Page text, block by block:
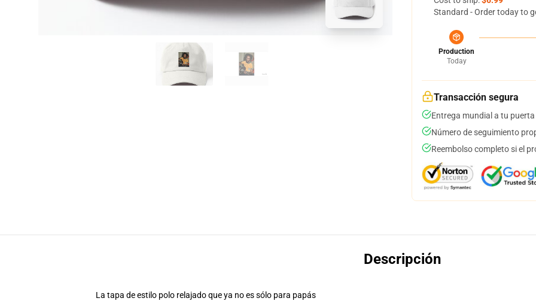
Standard - Order today to
Production
Today
Transacción segura
Entrega mundial a tu puerta
Número de seguimiento
Reembolso completo si el
Descripción
La tapa de estilo polo relajado que ya no es sólo para papás